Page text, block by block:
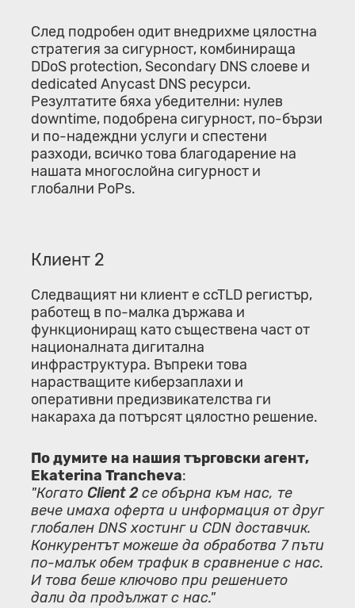
След подробен одит внедрихме цялостна
стратегия за сигурност, комбинираща
DDoS protection, Secondary DNS слоеве и
dedicated Anycast DNS ресурси.
Резултатите бяха убедителни: нулев
downtime, подобрена сигурност, по-бързи
и по-надеждни услуги и спестени
разходи, всичко това благодарение на
нашата многослойна сигурност и
глобални PoPs.
Клиент 2
Следващият ни клиент е ccTLD регистър,
работещ в по-малка държава и
функциониращ като съществена част от
националната дигитална
инфраструктура. Въпреки това
нарастващите киберзаплахи и
оперативни предизвикателства ги
накараха да потърсят цялостно решение.
По думите на нашия търговски агент,
Ekaterina Trancheva:
"Когато Client 2се обърна към нас, те
вече имаха оферта и информация от друг
глобален DNS хостинг и CDN доставчик.
Конкурентът можеше да обработва 7 пъти
по-малък обем трафик в сравнение с нас.
И това беше ключово при решението
дали да продължат с нас."